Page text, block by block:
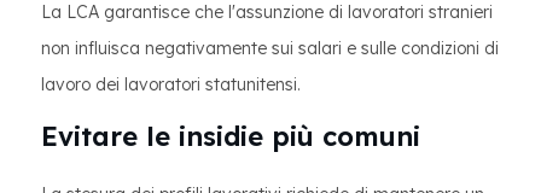
La LCA garantisce che l'assunzione di lavoratori stranieri
non influisca negativamente sui salari e sulle condizioni di
lavoro dei lavoratori statunitensi.
Evitare le insidie più comuni